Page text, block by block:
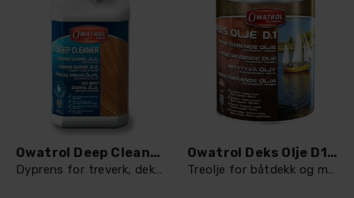
Owatrol Deep Cleaner 1 L
Dyprens for treverk, dekk, harde flater
Owatrol Deks Olje D1, 1 L
Treolje for båtdekk og marine flater